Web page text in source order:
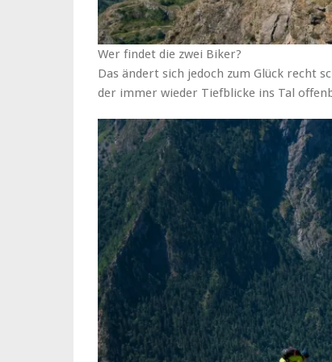
Wer findet die zwei Biker?
Das ändert sich jedoch zum Glück recht
der immer wieder Tiefblicke ins Tal